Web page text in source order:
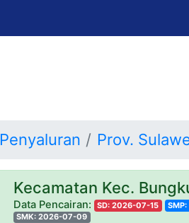
Penyaluran Prov.
Kecamatan Kec.
Data Pencairan: SD: 2026-07-15
SMK: 2026-07-09